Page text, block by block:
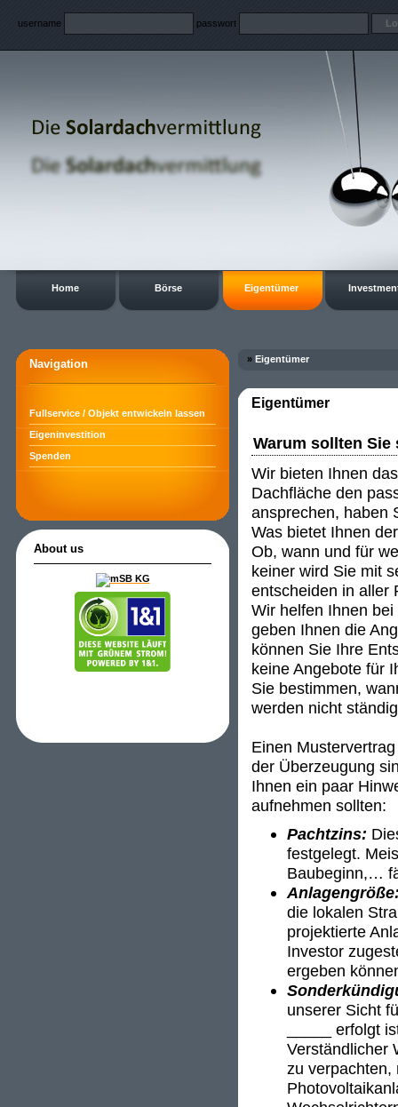
username passwort
Home Börse Eigentümer
Navigation
Fullservice / Objekt entwickeln lassen
Eigeninvestition
Spenden
About us
» Eigentümer
Eigentümer
Warum sollten
Wir bieten Ihnen
Dachfläche den
ansprechen, haben
Was bietet Ihnen
Ob, wann und für
keiner wird Sie mit
entscheiden in aller
Wir helfen Ihnen
geben Ihnen die
können Sie Ihre
keine Angebote für
Sie bestimmen,
werden nicht
Einen
der Überzeugung
Ihnen ein paar
aufnehmen sollten:
Pachtzins:
festgelegt.
Baubeginn,…
die lokalen
projektierte
Investor
ergeben
unserer Sicht
_____ erfolgt
Verständlicher
zu verpachten,